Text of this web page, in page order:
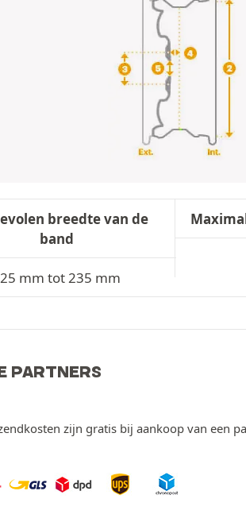
breedte van de
band
mm tot 235 mm
PARTNERS
zijn gratis bij aankoop van een